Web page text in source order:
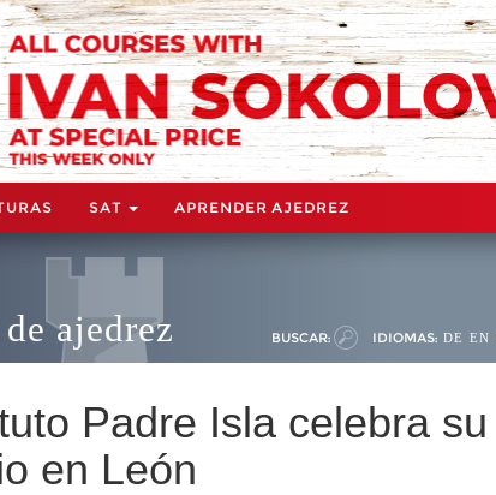
SAT APRENDER AJEDREZ
ajedrez BUSCAR: IDIOMAS: DE EN
Padre Isla celebra
en León